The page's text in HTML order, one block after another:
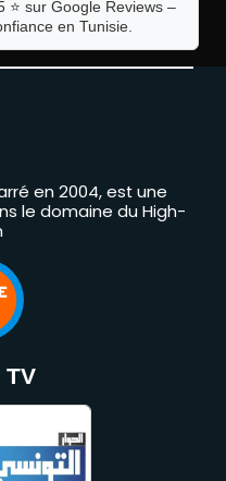
⭐ sur Google Reviews –
en Tunisie.
en 2004, est une
le domaine du High-
TV